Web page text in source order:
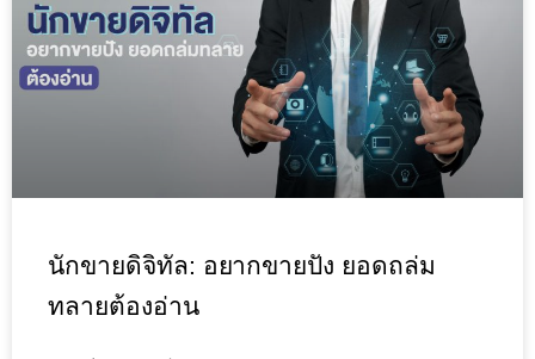
นักขายดิจิทัล: อยากขายปัง ยอดถล่ม
ทลายต้องอ่าน